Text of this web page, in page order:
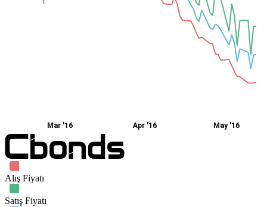
Mar '16 Apr '16 May '16
Alış Fiyatı
Satış Fiyatı